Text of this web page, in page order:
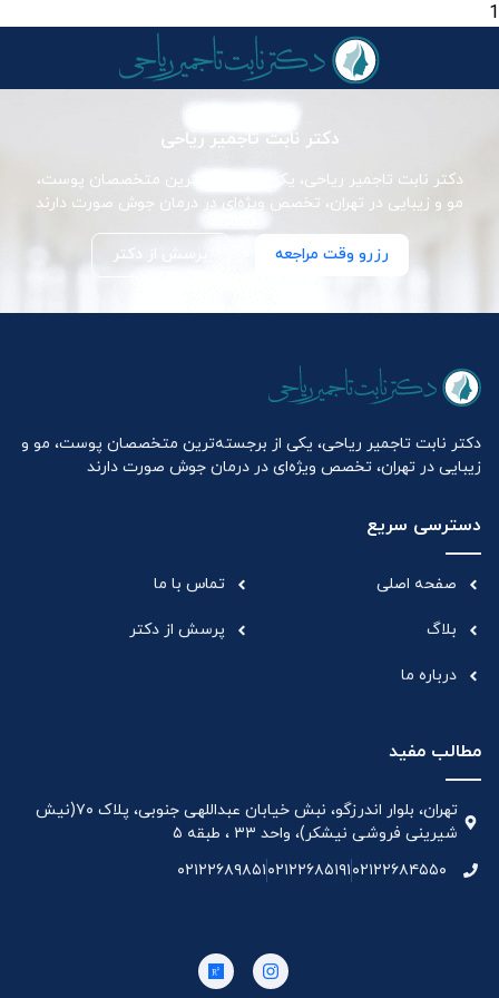
1
دکتر نابت تاجمیر ریاحی
دکتر نابت تاجمیر ریاحی، یکی از برجسته‌ترین متخصصان پوست،
مو و زیبایی در تهران، تخصص ویژه‌ای در درمان جوش صورت دارند
رزرو وقت مراجعه پرسش از دکتر
دکتر نابت تاجمیر ریاحی، یکی از برجسته‌ترین متخصصان پوست، مو و
زیبایی در تهران، تخصص ویژه‌ای در درمان جوش صورت دارند
دسترسی سریع
صفحه اصلی
بلاگ
درباره ما
تماس با ما
پرسش از دکتر
مطالب مفید
تهران، بلوار اندرزگو، نبش خیابان عبداللهی جنوبی، پلاک ۷۰(نیش
شیرینی فروشی نیشکر)، واحد ۳۳ ، طبقه ۵
۰۲۱۲۲۶۸۴۵۵۰۰۲۱۲۲۶۸۵۱۹۱۰۲۱۲۲۶۸۹۸۵۱